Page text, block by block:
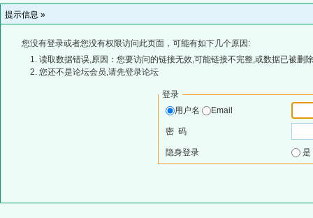
提示信息 »
您没有登录或者您没有权限访问此页面，可能有如下几个原因:
读取数据错误,原因：您要访问的链接无效,可能链接不完整,或数据已被删
您还不是论坛会员,请先登录论坛
登录
用户名
Email
密 码
隐身登录